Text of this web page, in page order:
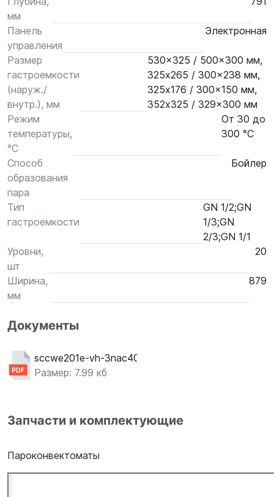
мм
Панель
управления
Электронная
Размер
гастроемкости
(наруж./
внутр.), мм
530x325 / 500x300 мм,
325x265 / 300x238 мм,
325x176 / 300x150 мм,
352x325 / 329x300 мм
Режим
температуры,
°С
От 30 до
300 °С
Способ
образования
пара
Бойлер
Тип
гастроемкости
GN 1/2;GN
1/3;GN
2/3;GN 1/1
Уровни,
шт
20
Ширина,
мм
879
Документы
sccwe201e-vh-3nac400v-rupdf
Размер: 7.99 кб
Запчасти и комплектующие
Пароконвектоматы